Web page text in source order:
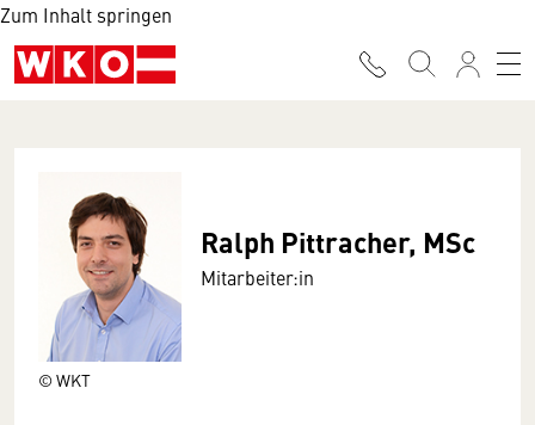
Zum Inhalt springen
© WKT
Ralph Pittracher, MSc
Mitarbeiter:in